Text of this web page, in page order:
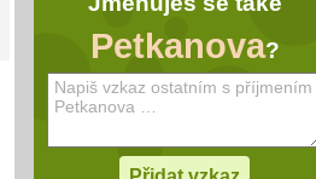
Petkanova?